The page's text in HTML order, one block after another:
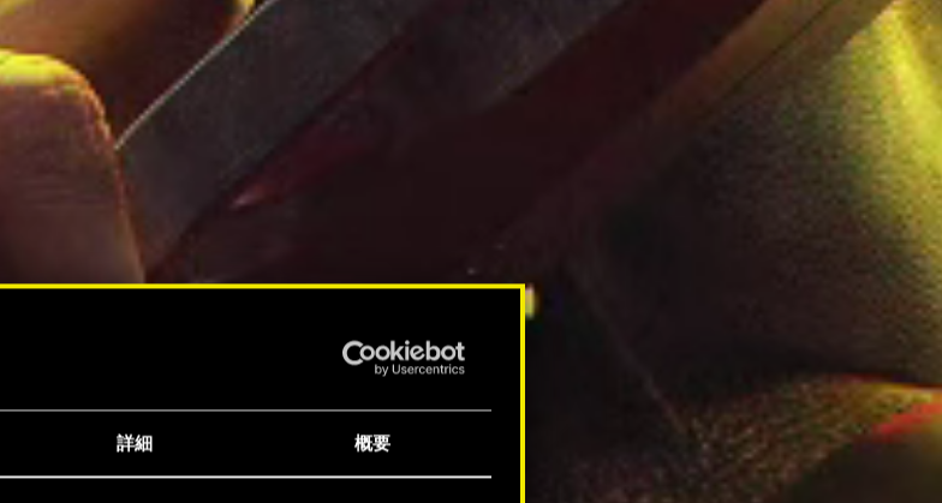
詳細 概要